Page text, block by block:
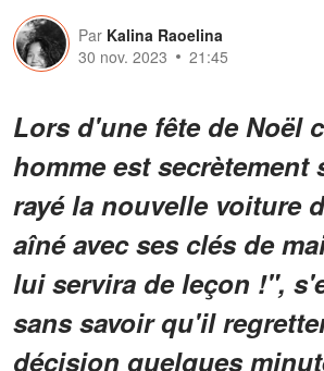
Par Kalina Raoelina
30 nov. 2023
21:45
Lors d'une fête de Noël
homme est secrètement
rayé la nouvelle voiture
aîné avec ses clés de
lui servira de leçon !",
sans savoir qu'il
décision quelques